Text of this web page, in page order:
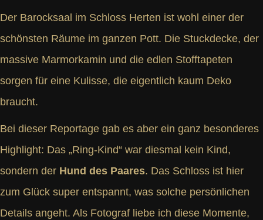
Der Barocksaal im Schloss Herten ist wohl einer der
schönsten Räume im ganzen Pott. Die Stuckdecke, der
massive Marmorkamin und die edlen Stofftapeten
sorgen für eine Kulisse, die eigentlich kaum Deko
braucht.
Bei dieser Reportage gab es aber ein ganz besonderes
Highlight: Das „Ring-Kind“ war diesmal kein Kind,
sondern der Hund des Paares. Das Schloss ist hier
zum Glück super entspannt, was solche persönlichen
Details angeht. Als Fotograf liebe ich diese Momente,